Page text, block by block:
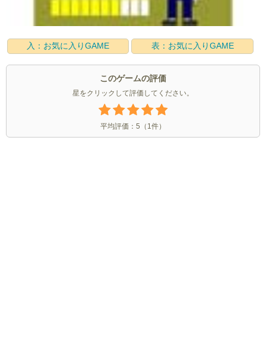
入：お気に入りGAME 表：お気に入りGAME
このゲームの評価
星をクリックして評価してください。
平均評価： 5 （ 1件）